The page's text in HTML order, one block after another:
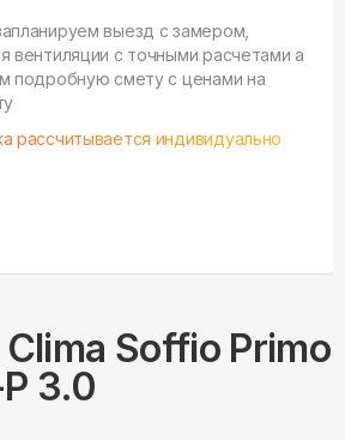
выезд с замером,
вентиляции с точными расчетами а
подробную смету с ценами на
рассчитывается индивидуально
Soffio Primo
3.0